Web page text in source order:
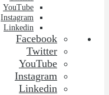
YouTube
Instagram
Linkedin
Facebook
Twitter
YouTube
Instagram
Linkedin